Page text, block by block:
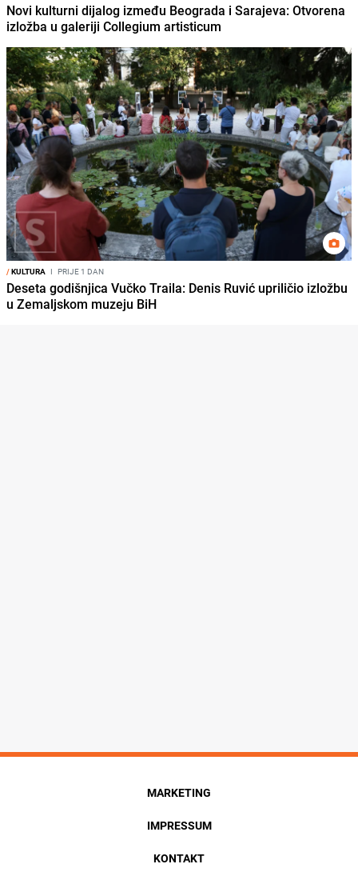
Novi kulturni dijalog između Beograda i Sarajeva: Otvorena
izložba u galeriji Collegium artisticum
/KULTURA I PRIJE 1 DAN
Deseta godišnjica Vučko Traila: Denis Ruvić upriličio izložbu
u Zemaljskom muzeju BiH
MARKETING
IMPRESSUM
KONTAKT